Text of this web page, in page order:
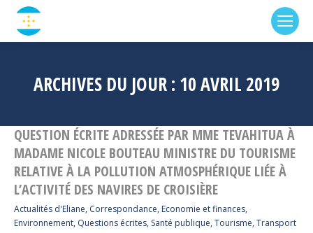
ARCHIVES DU JOUR : 10 AVRIL 2019
QUESTION ÉCRITE ADRESSÉE PAR MME TEVAHITUA À
MADAME NICOLE BOUTEAU MINISTRE DU TOURISME
RELATIVE À LA POLLUTION ATMOSPHÉRIQUE LIÉE À
L’ACTIVITÉ DES NAVIRES DE CROISIÈRE
Actualités d'Eliane, Correspondance, Economie et finances,
Environnement, Questions écrites, Santé publique, Tourisme, Transport